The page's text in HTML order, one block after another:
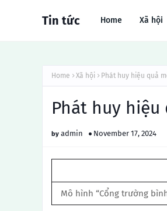
Tin tức Home Xã hội
Home Xã hội Phát huy hiệu quả
Phát huy
admin November 17, 2024
Mô hình “Cổng trường